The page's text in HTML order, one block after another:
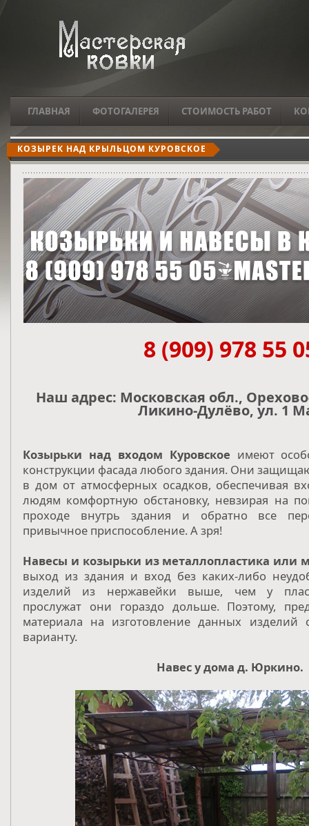
ГЛАВНАЯ ФОТОГАЛЕРЕЯ СТОИМОСТЬ РАБОТ
КОЗЫРЕК НАД КРЫЛЬЦОМ КУРОВСКОЕ
8 (909) 978 55
Наш адрес: Московская обл.,
Ликино-Дулёво, ул. 1
Козырьки над входом Куровское имеют
конструкции фасада любого здания. Они
в дом от атмосферных осадков, обеспечивая
людям комфортную обстановку, невзирая на
проходе внутрь здания и обратно все
привычное приспособление. А зря!
Навесы и козырьки из металлопластика или
выход из здания и вход без каких-либо
изделий из нержавейки выше, чем у
прослужат они гораздо дольше. Поэтому,
материала на изготовление данных изделий
варианту.
Навес у дома д. Юркино.